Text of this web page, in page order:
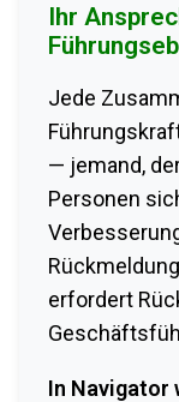
Ihr
Jede
— jemand,
Personen
erfordert
In Navigator